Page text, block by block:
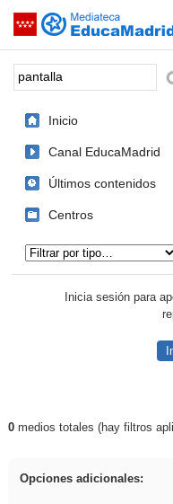
Saltar navegación
Palabra o frase:
Inicio
Canal EducaMadrid
Últimos contenidos
Centros
Inicia sesión para
Resultados de:
0medios totales (hay filtros
Opciones adicionales: